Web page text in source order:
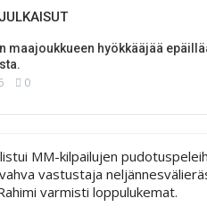
maajoukkueen hyökkääjää
0
MM-kilpailujen
vastustaja
varmisti loppulukemat.